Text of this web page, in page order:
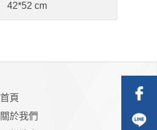
42*52 cm
首頁
關於我們